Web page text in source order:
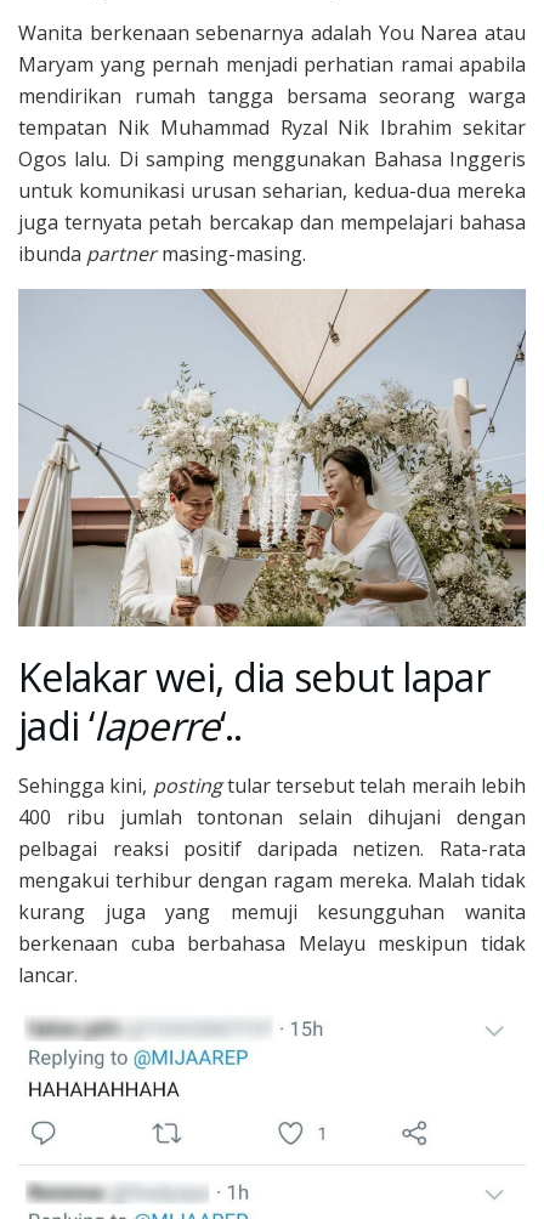
Wanita berkenaan sebenarnya adalah You Narea atau
Maryam yang pernah menjadi perhatian ramai apabila
mendirikan rumah tangga bersama seorang warga
tempatan Nik Muhammad Ryzal Nik Ibrahim sekitar
Ogos lalu. Di samping menggunakan Bahasa Inggeris
untuk komunikasi urusan seharian, kedua-dua mereka
juga ternyata petah bercakap dan mempelajari bahasa
ibunda partnermasing-masing.
Kelakar wei, dia sebut lapar
jadi ‘laperre‘..
Sehingga kini, postingtular tersebut telah meraih lebih
400 ribu jumlah tontonan selain dihujani dengan
pelbagai reaksi positif daripada netizen. Rata-rata
mengakui terhibur dengan ragam mereka. Malah tidak
kurang juga yang memuji kesungguhan wanita
berkenaan cuba berbahasa Melayu meskipun tidak
lancar.